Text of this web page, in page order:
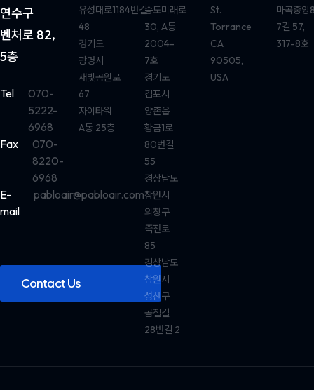
연수구
벤처로 82,
5층
Tel
070-
5222-
6968
Fax
070-
8220-
6968
E-
mail
pabloair@pabloair.com
Contact Us
유성대로1184번길
48
경기도
광명시
새빛공원로
67
자이타워
A동 25층
송도미래로
30, A동
2004-
7호
경기도
김포시
양촌읍
황금1로
80번길
55
경상남도
창원시
의창구
죽전로
85
경상남도
창원시
성산구
곰절길
28번길 2
St.
Torrance
CA
90505,
USA
마곡중앙
7길 57,
317-8호